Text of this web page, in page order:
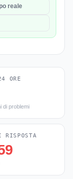
reale
ORE
di problemi
RISPOSTA